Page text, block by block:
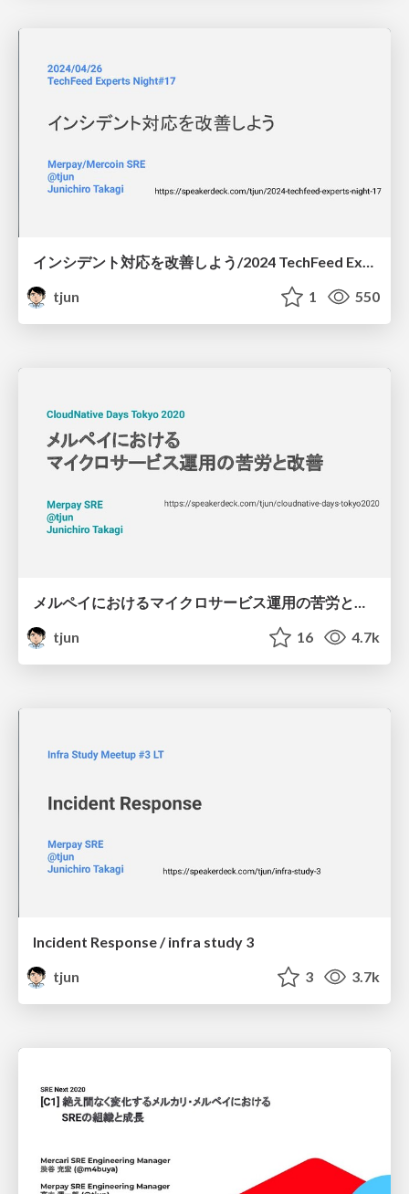
インシデント対応を改善しよう/2024 TechFeed Experts Night 17
tjun
1 550
メルペイにおけるマイクロサービス運用の苦労と改善 / CloudNative Days Tokyo2020
tjun
16 4.7k
Incident Response / infra study 3
tjun
3 3.7k